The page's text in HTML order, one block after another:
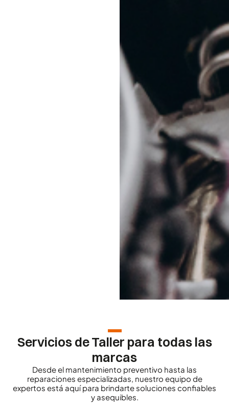
Servicios de Taller para todas las
marcas
Desde el mantenimiento preventivo hasta las
reparaciones especializadas, nuestro equipo de
expertos está aquí para brindarte soluciones confiables
y asequibles.